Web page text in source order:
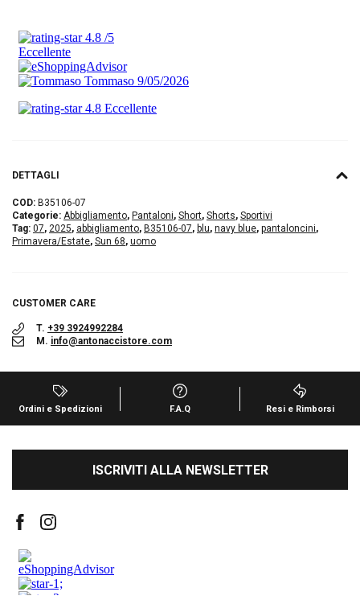
DETTAGLI
COD: B35106-07
Categorie: Abbigliamento, Pantaloni, Short, Shorts, Sportivi
Tag: 07, 2025, abbigliamento, B35106-07, blu, navy blue, pantaloncini,
Primavera/Estate, Sun 68, uomo
CUSTOMER CARE
T. +39 3924992284
M. info@antonaccistore.com
Ordini e Spedizioni F.A.Q Resi e Rimborsi
ISCRIVITI ALLA NEWSLETTER